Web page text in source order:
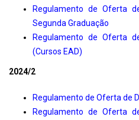
Regulamento de Oferta
Segunda Graduação
Regulamento de Oferta
(Cursos EAD)
2024/2
Regulamento de Oferta de
Regulamento de Oferta